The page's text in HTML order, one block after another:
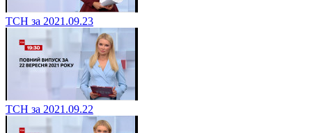
ТСН за 2021.09.23
ТСН за 2021.09.22